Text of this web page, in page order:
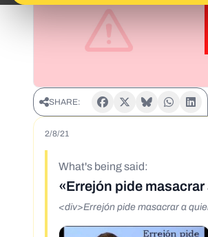
SHARE:
2/8/21
What's being said:
«Errejón pide
<div>Errejón pide masacrar a